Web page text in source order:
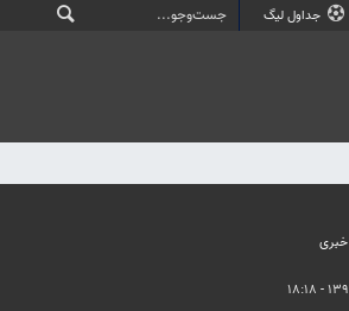
جداول لیگ
خبری